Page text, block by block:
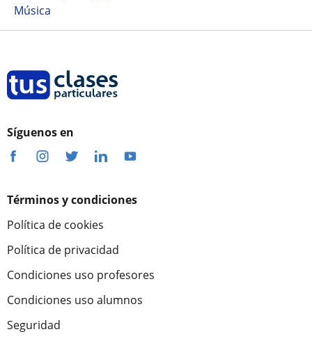
Música
Síguenos en
Términos y condiciones
Política de cookies
Política de privacidad
Condiciones uso profesores
Condiciones uso alumnos
Seguridad